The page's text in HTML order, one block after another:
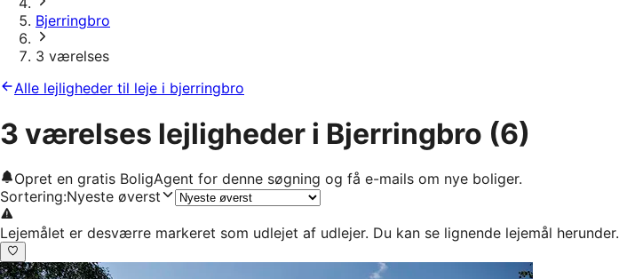
Bjerringbro
3 værelses
Alle lejligheder til leje i bjerringbro
3 værelses lejligheder i Bjerringbro (6)
Opret en gratis BoligAgent for denne søgning og få e-mails om nye boliger.
Sortering:Nyeste øverst
Lejemålet er desværre markeret som udlejet af udlejer. Du kan se lignende lejemål herunder.